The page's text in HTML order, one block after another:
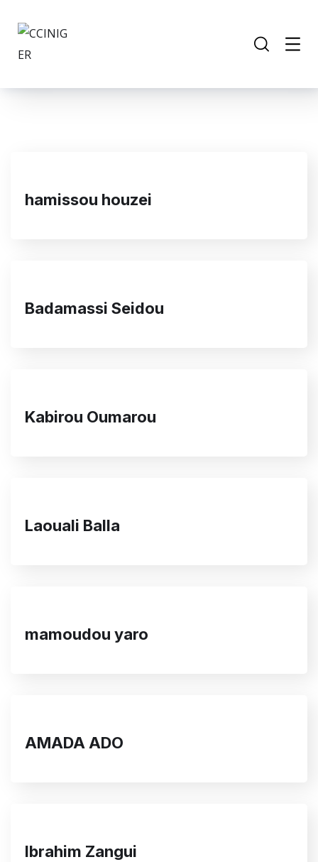
hamissou houzei
Badamassi Seidou
Kabirou Oumarou
Laouali Balla
mamoudou yaro
AMADA ADO
Ibrahim Zangui